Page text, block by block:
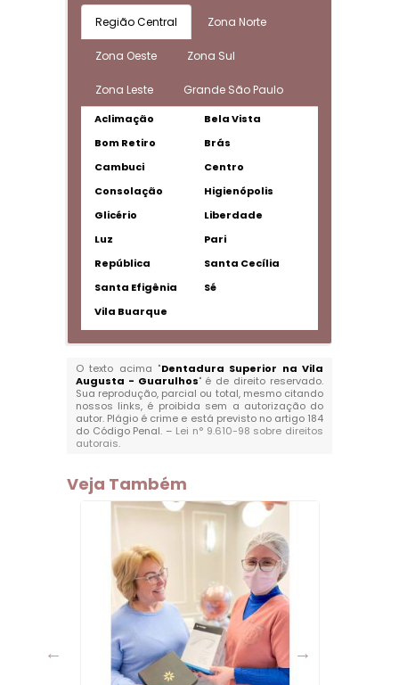
Região Central Zona Norte
Zona Oeste Zona Sul
Zona Leste Grande São Paulo
Aclimação
Bela Vista
Bom Retiro
Brás
Cambuci
Centro
Consolação
Higienópolis
Glicério
Liberdade
Luz
Pari
República
Santa Cecília
Santa Efigênia
Sé
Vila Buarque
O texto acima "Dentadura Superior na Vila
Augusta - Guarulhos" é de direito reservado.
Sua reprodução, parcial ou total, mesmo citando
nossos links, é proibida sem a autorização do
autor. Plágio é crime e está previsto no artigo 184
do Código Penal. – Lei n° 9.610-98 sobre direitos
autorais.
Veja Também